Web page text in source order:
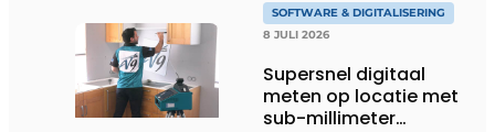
SOFTWARE & DIGITALISERING
8 JULI 2026
Supersnel digitaal
meten op locatie met
sub-millimeter